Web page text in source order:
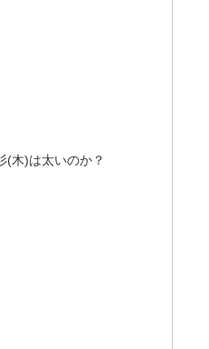
(木)は太いのか？